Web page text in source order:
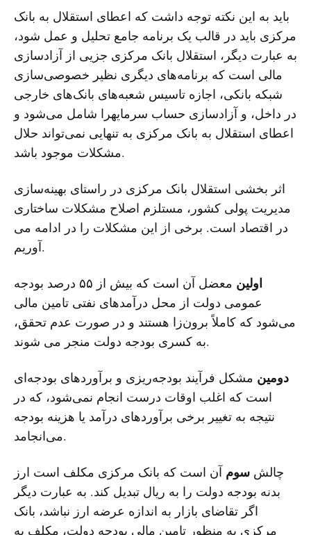
باید به این نکته توجه داشت که اعطای استقلال به بانک
مرکزی باید در قالب یک برنامه جامع تحلیل و عمل شود،
به عبارت دیگر، استقلال بانک مرکزی جزیی از آزاد‌سازی
مالی است که برنامه‌های دیگری نظیر خصوصی‌سازی
شبکه بانکی، اجازه تاسیس شعبه‌های بانک‌های خارجی
در داخل، و آزاد‌سازی حساب سرمایهرا شامل می‌شود و
اعطای استقلال به بانک مرکزی به تنهایی نمی‌تواند حلال
مشکلات موجود باشد.
اثر بخشی استقلال بانک مرکزی در راستای بهینه‌سازی
مدیریت پولی کشور، مستلزم اصلاح مشکلات ساختاری
در اقتصاد است. برخی از این مشکلات را در ادامه می
آوریم.
اولین
معضل آن است که بیش از ۵۵ درصد بودجه
عمومی دولت از محل درآمدهای نفتی تامین مالی
می‌شود که کاملاً برون‌زا هستند و در صورت عدم تحقق،
به کسری بودجه دولت منجر می شوند.
دومین مشکل فرآیند بودجه‌ریزی و برآوردهای بودجه‌ای
است که اغلب اوقات درست انجام نمی‌شود، که در
نتیجه به تغییر برخی برآوردهای درآمد یا هزینه بودجه
می‌انجامد.
چالش سوم آن است که بانک مرکزی مکلف است ارز
بدنه بودجه دولت را به ریال تبدیل کند. ‌به عبارت دیگر
اگر تقاضای بازار به اندازه عرضه ارز نباشد،‌ بانک
مرکزی به منظور تامین مالی بودجه دولت، مکلف به